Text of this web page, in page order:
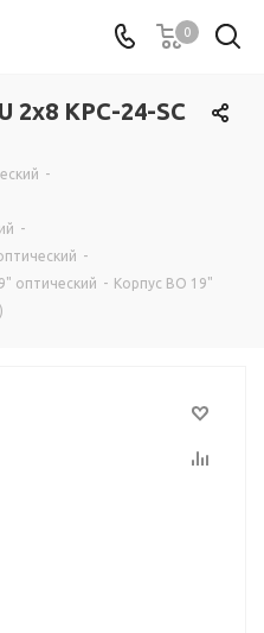
0
2х8 КРС-24-SC
-
-
-
оптический - Корпус ВО 19"